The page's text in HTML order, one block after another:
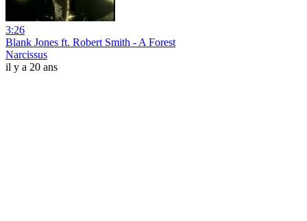
3:26
Blank Jones ft. Robert Smith - A Forest
Narcissus
il y a 20 ans